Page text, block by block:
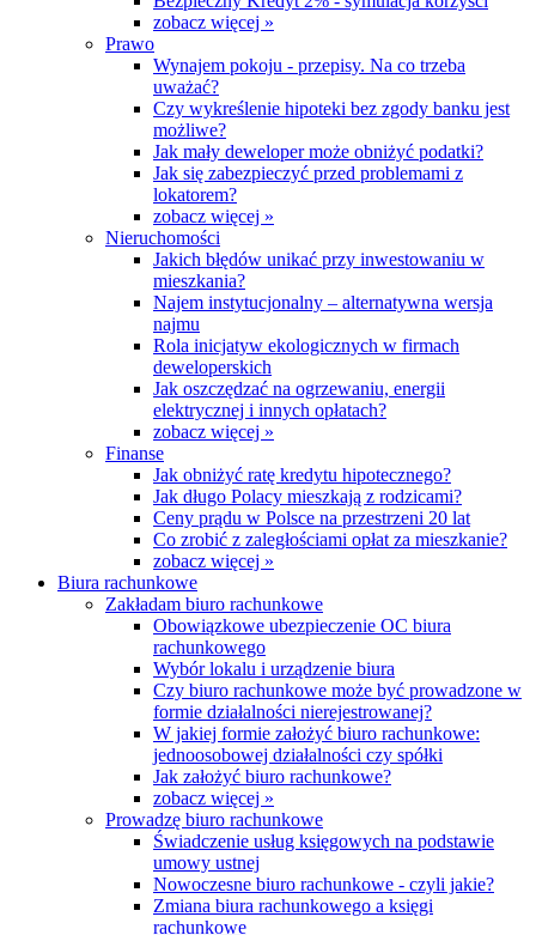
zobacz więcej »
Prawo
Wynajem pokoju - przepisy. Na co trzeba
uważać?
Czy wykreślenie hipoteki bez zgody banku jest
możliwe?
Jak mały deweloper może obniżyć podatki?
Jak się zabezpieczyć przed problemami z
lokatorem?
zobacz więcej »
Nieruchomości
Jakich błędów unikać przy inwestowaniu w
mieszkania?
Najem instytucjonalny – alternatywna wersja
najmu
Rola inicjatyw ekologicznych w firmach
deweloperskich
Jak oszczędzać na ogrzewaniu, energii
elektrycznej i innych opłatach?
zobacz więcej »
Finanse
Jak obniżyć ratę kredytu hipotecznego?
Jak długo Polacy mieszkają z rodzicami?
Ceny prądu w Polsce na przestrzeni 20 lat
Co zrobić z zaległościami opłat za mieszkanie?
zobacz więcej »
Biura rachunkowe
Zakładam biuro rachunkowe
Obowiązkowe ubezpieczenie OC biura
rachunkowego
Wybór lokalu i urządzenie biura
Czy biuro rachunkowe może być prowadzone w
formie działalności nierejestrowanej?
W jakiej formie założyć biuro rachunkowe:
jednoosobowej działalności czy spółki
Jak założyć biuro rachunkowe?
zobacz więcej »
Prowadzę biuro rachunkowe
Świadczenie usług księgowych na podstawie
umowy ustnej
Nowoczesne biuro rachunkowe - czyli jakie?
Zmiana biura rachunkowego a księgi
rachunkowe